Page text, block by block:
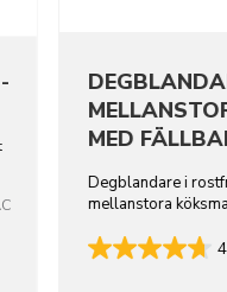
MED
ROSTFRITT
Degblandare i
mellanstora